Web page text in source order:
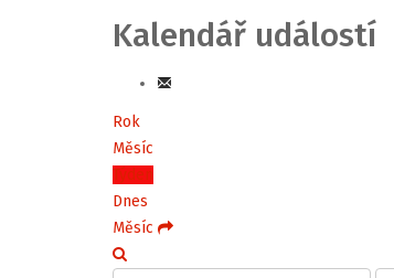
Kalendář událostí
Rok
Měsíc
Týden
Dnes
Měsíc